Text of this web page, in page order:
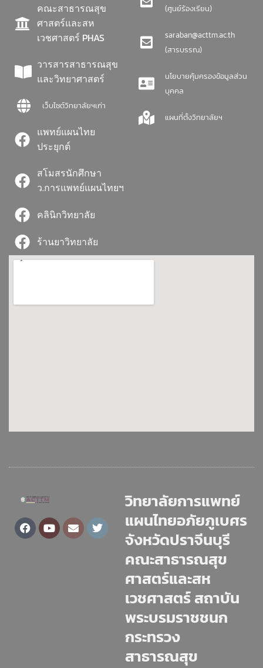
คณะสาธารณสุข
ศาสตร์และสห
เวชศาสตร์ PHAS
วารสารสาธารณสุข
และวิทยาศาสตร์
เว็บไซต์วิทยาลัยฯเก่า
แพทย์แผนไทย
ประยุกต์
สโมสรนักศึกษา
ว.การแพทย์แผนไทยฯ
คลินิกวิทยาลัย
ร้านยาวิทยาลัย
(ศูนย์ร้องเรียน)
saraban@acttm.ac.th
(สารบรรณ)
นโยบายคุ้มครองข้อมูลส่วน
บุคคล
แผนที่ตั้งวิทยาลัยฯ
Facebook
YoutubeEnvelopeTwitter
วิทยาลัยการแพทย์
แผนไทยอภัยภูเบศร
จังหวัดปราจีนบุรี
คณะสาธารณสุข
ศาสตร์และสห
เวชศาสตร์ สถาบัน
พระบรมราชชนก
กระทรวง
สาธารณสุข